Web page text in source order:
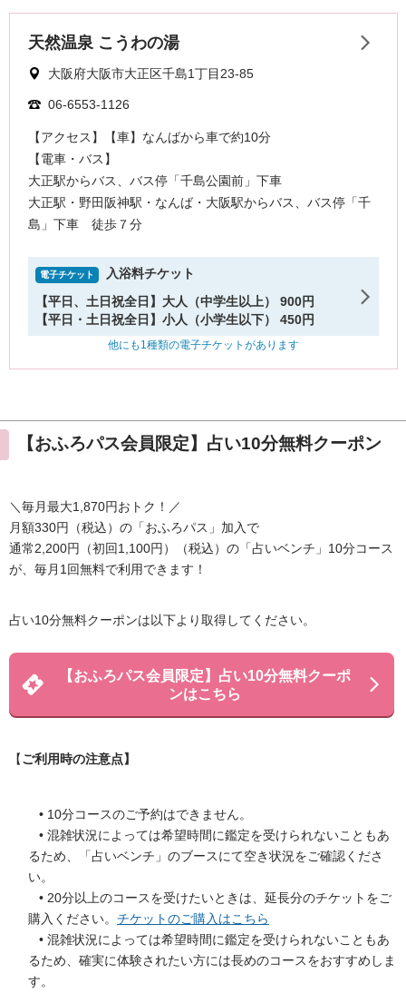
【おふろパス会員限定】占い10分無料クーポン
＼毎月最大1,870円おトク！／
月額330円（税込）の「おふろパス」加入で
通常2,200円（初回1,100円）（税込）の「占いベンチ」10分コース
が、毎月1回無料で利用できます！
占い10分無料クーポンは以下より取得してください。
【おふろパス会員限定】占い10分無料クーポ
ンはこちら
【ご利用時の注意点】
10分コースのご予約はできません。
混雑状況によっては希望時間に鑑定を受けられないこともあ
るため、「占いベンチ」のブースにて空き状況をご確認くださ
い。
20分以上のコースを受けたいときは、延長分のチケットをご
購入ください。 チケットのご購入はこちら
混雑状況によっては希望時間に鑑定を受けられないこともあ
るため、確実に体験されたい方には長めのコースをおすすめしま
す。